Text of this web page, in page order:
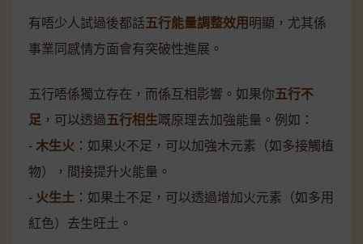
有唔少人試過後都話五行能量調整效用明顯，尤其係
事業同感情方面會有突破性進展。
五行唔係獨立存在，而係互相影響。如果你五行不
足 ，可以透過五行相生嘅原理去加強能量。例如：
-木生火 ：如果火不足，可以加強木元素（如多接觸植
物），間接提升火能量。
- 火生土 ：如果土不足，可以透過增加火元素（如多用
紅色）去生旺土。